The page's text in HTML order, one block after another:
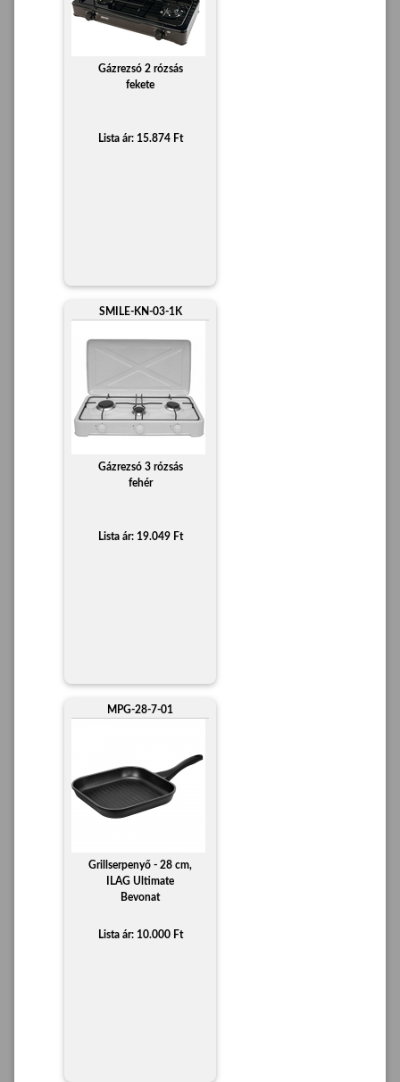
Gázrezsó 2 rózsás
fekete
Lista ár: 15.874 Ft
SMILE-KN-03-1K
Gázrezsó 3 rózsás
fehér
Lista ár: 19.049 Ft
MPG-28-7-01
Grillserpenyő - 28 cm,
ILAG Ultimate
Bevonat
Lista ár: 10.000 Ft